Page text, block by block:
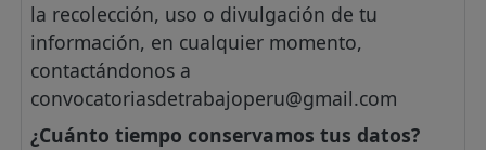
la recolección, uso o divulgación de tu
información, en cualquier momento,
contactándonos a
convocatoriasdetrabajoperu@gmail.com
¿Cuánto tiempo conservamos tus datos?